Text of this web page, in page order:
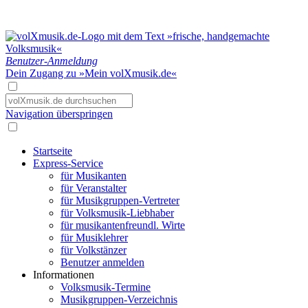
Benutzer-Anmeldung
Dein Zugang zu »Mein volXmusik.de«
Navigation überspringen
Startseite
Express-Service
für Musikanten
für Veranstalter
für Musikgruppen-Vertreter
für Volksmusik-Liebhaber
für musikantenfreundl. Wirte
für Musiklehrer
für Volkstänzer
Benutzer anmelden
Informationen
Volksmusik-Termine
Musikgruppen-Verzeichnis